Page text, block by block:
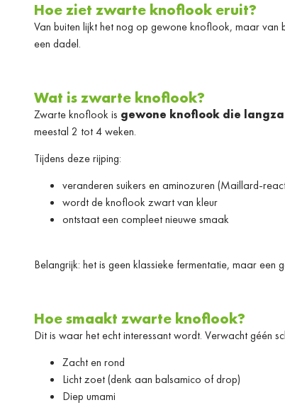
Hoe ziet zwarte knoflook eruit?
Van buiten lijkt het nog op gewone knoflook, maar
een dadel.
Wat is zwarte knoflook?
Zwarte knoflook is gewone knoflook die
meestal 2 tot 4 weken.
Tijdens deze rijping:
veranderen suikers en aminozuren (Maillard-
wordt de knoflook zwart van kleur
ontstaat een compleet nieuwe smaak
Belangrijk: het is geen klassieke fermentatie, maar een
Hoe smaakt zwarte knoflook?
Dit is waar het echt interessant wordt. Verwacht géén
Zacht en rond
Licht zoet (denk aan balsamico of drop)
Diep umami